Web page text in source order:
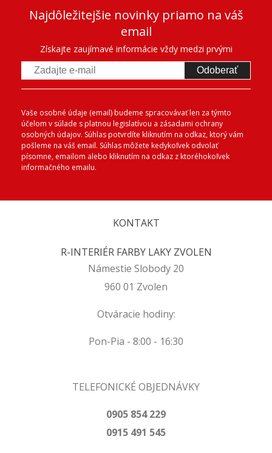
Najdôležitejšie novinky priamo na váš
email
Získajte zaujímavé informácie vždy medzi prvými
Odoberať
Vaše osobné údaje (email) budeme spracovávať len za týmto
účelom v súlade s platnou legislatívou a zásadami ochrany
osobných údajov. Súhlas potvrdíte kliknutím na odkaz, ktorý vám
pošleme na váš email. Súhlas môžete kedykoľvek odvolať
písomne, emailom alebo kliknutím na odkaz z ktoréhokoľvek
informačného emailu.
KONTAKT
R-INTERIÉR FARBY LAKY ZVOLEN
Námestie Slobody 20
960 01 Zvolen
Otváracie hodiny:
Pon-Pia - 8:00 - 16:30
TELEFONICKÉ OBJEDNÁVKY
0905 854 229
0915 491 545